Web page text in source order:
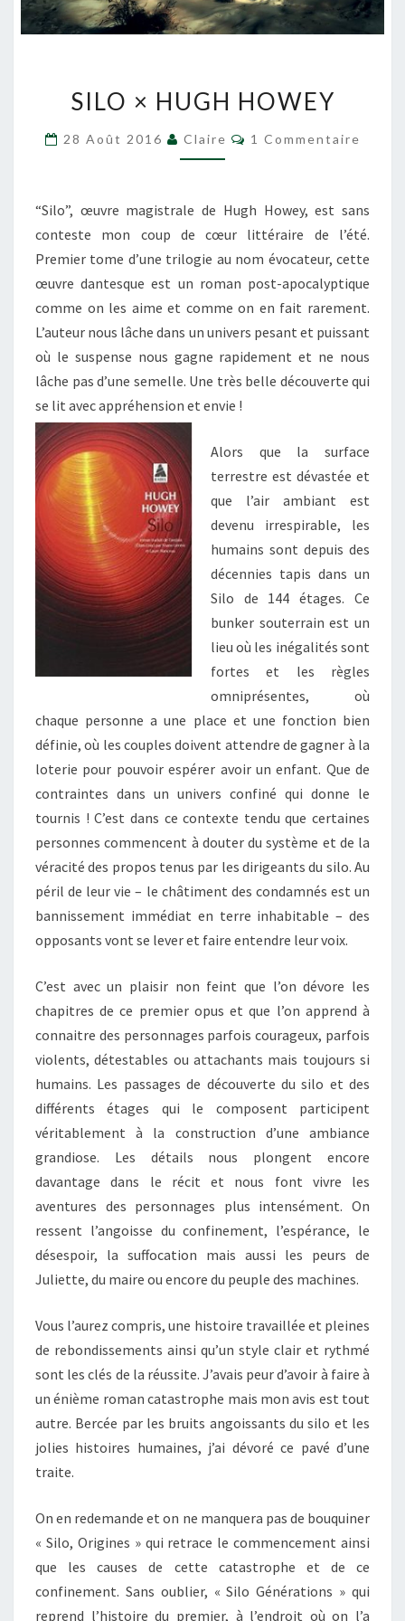
×
HOWEY
SILO × HUGH HOWEY
28 Août 2016 Claire Commentaires
1 Commentaire
“Silo”, œuvre magistrale de Hugh Howey, est sans
conteste mon coup de cœur littéraire de l’été.
Premier tome d’une trilogie au nom évocateur, cette
œuvre dantesque est un roman post-apocalyptique
comme on les aime et comme on en fait rarement.
L’auteur nous lâche dans un univers pesant et puissant
où le suspense nous gagne rapidement et ne nous
lâche pas d’une semelle. Une très belle découverte qui
se lit avec appréhension et envie !
Alors que la surface
terrestre est dévastée et
que l’air ambiant est
devenu irrespirable, les
humains sont depuis des
décennies tapis dans un
Silo de 144 étages. Ce
bunker souterrain est un
lieu où les inégalités sont
fortes et les règles
omniprésentes, où
chaque personne a une place et une fonction bien
définie, où les couples doivent attendre de gagner à la
loterie pour pouvoir espérer avoir un enfant. Que de
contraintes dans un univers confiné qui donne le
tournis ! C’est dans ce contexte tendu que certaines
personnes commencent à douter du système et de la
véracité des propos tenus par les dirigeants du silo. Au
péril de leur vie – le châtiment des condamnés est un
bannissement immédiat en terre inhabitable – des
opposants vont se lever et faire entendre leur voix.
C’est avec un plaisir non feint que l’on dévore les
chapitres de ce premier opus et que l’on apprend à
connaitre des personnages parfois courageux, parfois
violents, détestables ou attachants mais toujours si
humains. Les passages de découverte du silo et des
différents étages qui le composent participent
véritablement à la construction d’une ambiance
grandiose. Les détails nous plongent encore
davantage dans le récit et nous font vivre les
aventures des personnages plus intensément. On
ressent l’angoisse du confinement, l’espérance, le
désespoir, la suffocation mais aussi les peurs de
Juliette, du maire ou encore du peuple des machines.
Vous l’aurez compris, une histoire travaillée et pleines
de rebondissements ainsi qu’un style clair et rythmé
sont les clés de la réussite. J’avais peur d’avoir à faire à
un énième roman catastrophe mais mon avis est tout
autre. Bercée par les bruits angoissants du silo et les
jolies histoires humaines, j’ai dévoré ce pavé d’une
traite.
On en redemande et on ne manquera pas de bouquiner
« Silo, Origines » qui retrace le commencement ainsi
que les causes de cette catastrophe et de ce
confinement. Sans oublier, « Silo Générations » qui
reprend l’histoire du premier, à l’endroit où on l’a